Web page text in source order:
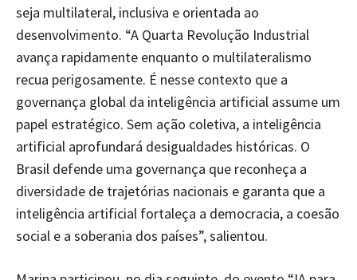
seja multilateral, inclusiva e orientada ao
desenvolvimento. “A Quarta Revolução Industrial
avança rapidamente enquanto o multilateralismo
recua perigosamente. É nesse contexto que a
governança global da inteligência artificial assume um
papel estratégico. Sem ação coletiva, a inteligência
artificial aprofundará desigualdades históricas. O
Brasil defende uma governança que reconheça a
diversidade de trajetórias nacionais e garanta que a
inteligência artificial fortaleça a democracia, a coesão
social e a soberania dos países”, salientou.